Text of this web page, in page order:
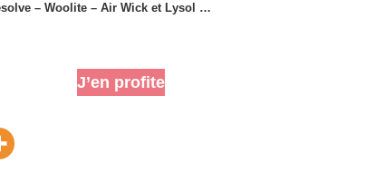
– Woolite – Air Wick et Lysol …
J’en profite